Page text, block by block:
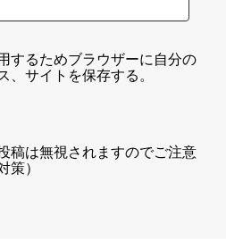
するためブラウザーに自分の
、サイトを保存する。
稿は無視されますのでご注意
策）